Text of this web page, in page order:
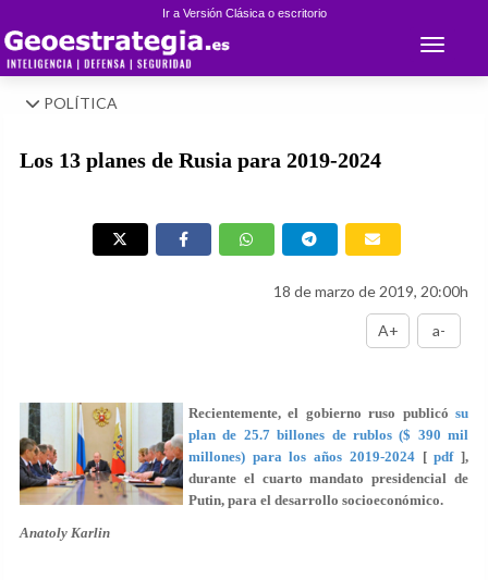
Ir a Versión Clásica o escritorio
Toggle
POLÍTICA
Los 13 planes de Rusia para 2019-2024
18 de marzo de 2019, 20:00h
A+ a-
Recientemente, el gobierno ruso publicó su
plan de 25.7 billones de rublos ($ 390 mil
millones) para los años 2019-2024[pdf],
durante el cuarto mandato presidencial de
Putin, para el desarrollo socioeconómico.
Anatoly Karlin